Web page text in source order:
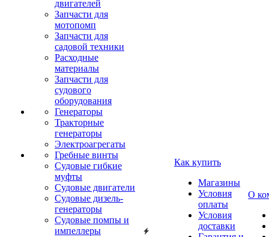
двигателей
Запчасти для
мотопомп
Запчасти для
садовой техники
Расходные
материалы
Запчасти для
судового
оборудования
Генераторы
Тракторные
генераторы
Электроагрегаты
Гребные винты
Судовые гибкие
муфты
Судовые двигатели
Судовые дизель-
генераторы
Судовые помпы и
импеллеры
Как купить
Магазины
Условия
оплаты
Условия
доставки
О